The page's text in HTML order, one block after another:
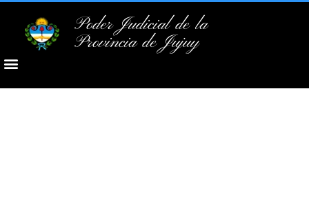
Poder Judicial de la
Provincia de Jujuy